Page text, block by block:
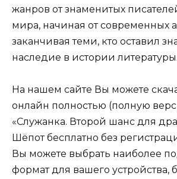
жанров от знаменитых
мира, начиная от современных
заканчивая теми, кто оставил
наследие в истории литературы.
На нашем сайте Вы можете
онлайн полностью (полную
«Служанка. Второй шанс для
Шёпот бесплатно без
Вы можете выбрать наиболее
формат для вашего устройства,